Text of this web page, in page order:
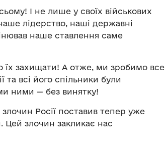
І не лише у своїх військових
лідерство, наші державні
наше ставлення саме
їх захищати! А отже, ми зробимо все
та всі його спільники були
ними — без винятку!
Росії поставив тепер уже
Цей злочин закликає нас